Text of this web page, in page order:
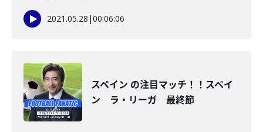
2021.05.28 |00:06:06
スペイン の注目マッチ！！スペイ
ン ラ・リーガ 最終節